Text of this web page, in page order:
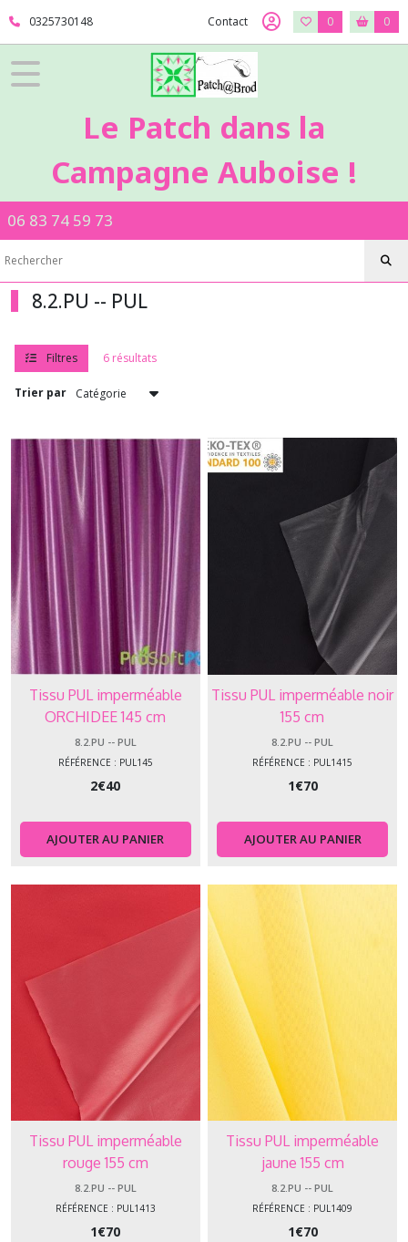
0325730148 Contact 0 0
Le Patch dans la
Campagne Auboise !
06 83 74 59 73
8.2.PU -- PUL
Filtres 6 résultats
Trier par
Tissu PUL imperméable
ORCHIDEE 145 cm
8.2.PU -- PUL
RÉFÉRENCE : PUL145
2€40
AJOUTER AU PANIER
Tissu PUL imperméable noir
155 cm
8.2.PU -- PUL
RÉFÉRENCE : PUL1415
1€70
AJOUTER AU PANIER
Tissu PUL imperméable
rouge 155 cm
8.2.PU -- PUL
RÉFÉRENCE : PUL1413
1€70
Tissu PUL imperméable
jaune 155 cm
8.2.PU -- PUL
RÉFÉRENCE : PUL1409
1€70
Fermer
FILTRES
Tissus
-
matières
-
-
Afficher